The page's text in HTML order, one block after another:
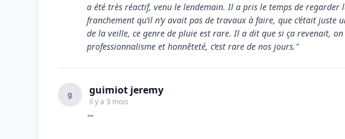
a été très réactif, venu le lendemain. Il a pris le temps de
franchement qu’il n’y avait pas de travaux à faire, que c’était juste
de la veille, ce genre de pluie est rare. Il a dit que si ça revenait,
professionnalisme et honnêteté, c’est rare de nos jours."
g guimiot jeremy
il y a 3 mois
""